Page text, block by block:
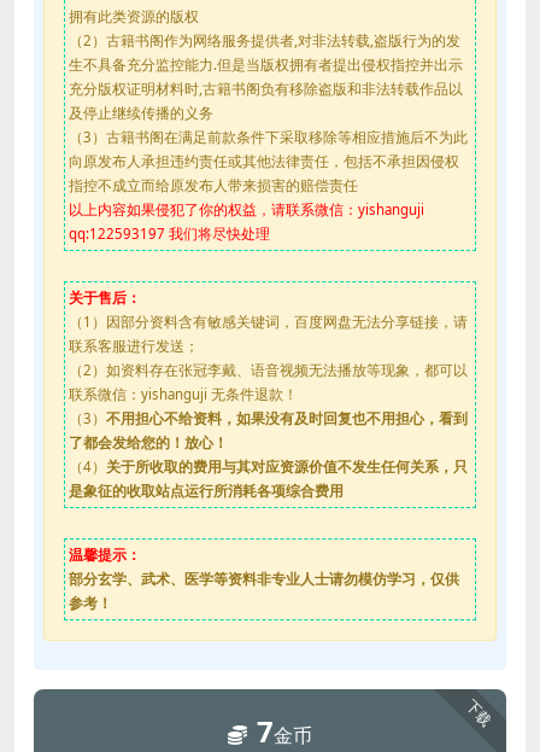
拥有此类资源的版权
（2）古籍书阁作为网络服务提供者,对非法转载,盗版行为的发
生不具备充分监控能力.但是当版权拥有者提出侵权指控并出示
充分版权证明材料时,古籍书阁负有移除盗版和非法转载作品以
及停止继续传播的义务
（3）古籍书阁在满足前款条件下采取移除等相应措施后不为此
向原发布人承担违约责任或其他法律责任，包括不承担因侵权
指控不成立而给原发布人带来损害的赔偿责任
以上内容如果侵犯了你的权益，请联系微信：yishanguji
qq:122593197 我们将尽快处理
关于售后：
（1）因部分资料含有敏感关键词，百度网盘无法分享链接，请
联系客服进行发送；
（2）如资料存在张冠李戴、语音视频无法播放等现象，都可以
联系微信：yishanguji 无条件退款！
（3） 不用担心不给资料，如果没有及时回复也不用担心，看到
了都会发给您的！放心！
（4） 关于所收取的费用与其对应资源价值不发生任何关系，只
是象征的收取站点运行所消耗各项综合费用
温馨提示：
部分玄学、武术、医学等资料非专业人士请勿模仿学习，仅供
参考！
下载
7金币